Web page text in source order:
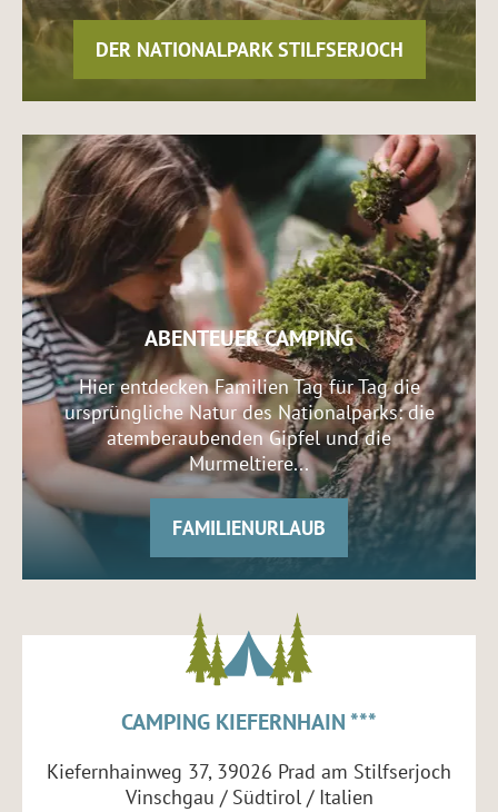
DER NATIONALPARK STILFSERJOCH
ABENTEUER CAMPING
Hier entdecken Familien Tag für Tag die
ursprüngliche Natur des Nationalparks: die
atemberaubenden Gipfel und die
Murmeltiere...
FAMILIENURLAUB
CAMPING KIEFERNHAIN ***
Kiefernhainweg 37, 39026 Prad am Stilfserjoch
Vinschgau / Südtirol / Italien